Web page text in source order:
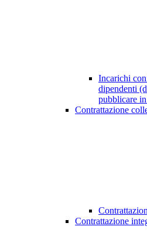
Incarichi
dipendenti
pubblicare
Contrattazione
Contrattazione